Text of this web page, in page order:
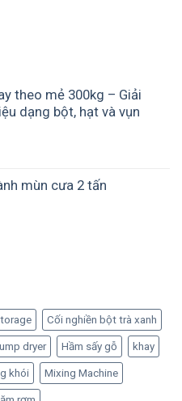
theo mẻ 300kg – Giải
dạng bột, hạt và vụn
₫.
mùn cưa 2 tấn
Cối nghiền bột trà xanh
dryer Hầm sấy gỗ khay
khói Mixing Machine